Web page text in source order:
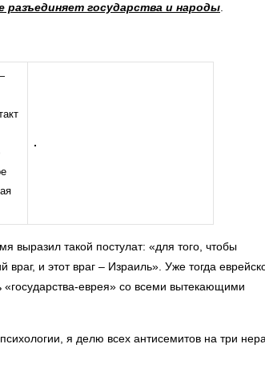
государства и народы.
выразил такой постулат: «для того, чтобы
и этот враг – Израиль». Уже тогда
«государства-еврея» со всеми вытекающими
я делю всех антисемитов на три